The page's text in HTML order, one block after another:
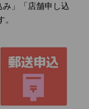
み」「店舗申し込